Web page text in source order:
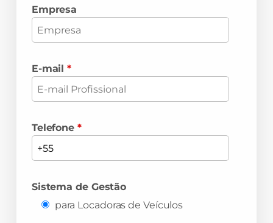
Empresa
E-mail*
Telefone *
Sistema de Gestão
para Locadoras de Veículos